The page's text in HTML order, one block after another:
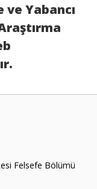
Yabancı
Felsefe Bölümü